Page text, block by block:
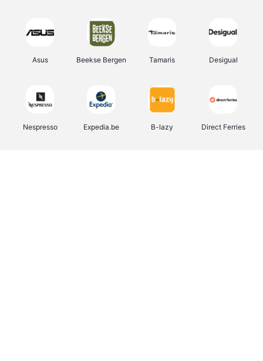
Asus Beekse Bergen Tamaris Desigual
Nespresso Expedia.be B-lazy Direct Ferries